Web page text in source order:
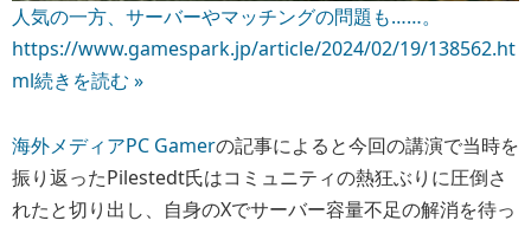
人気の一方、サーバーやマッチングの問題も……。
https://www.gamespark.jp/article/2024/02/19/138562.ht
ml続きを読む »
海外メディアPC Gamerの記事によると今回の講演で当時を
振り返ったPilestedt氏はコミュニティの熱狂ぶりに圧倒さ
れたと切り出し、自身のXでサーバー容量不足の解消を待っ